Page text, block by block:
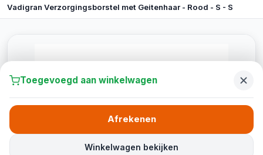
Vadigran Verzorgingsborstel met Geitenhaar - Rood - S - S
Toegevoegd aan winkelwagen
Winkelwagen bekijken
Afrekenen